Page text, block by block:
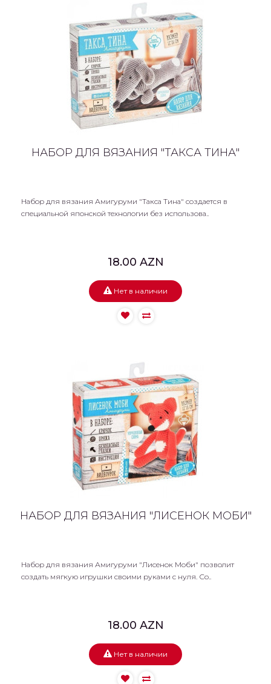
НАБОР ДЛЯ ВЯЗАНИЯ "ТАКСА ТИНА"
Набор для вязания Амигуруми "Такса Тина" создается в
специальной японской технологии без использова..
18.00 AZN
Нет в наличии
НАБОР ДЛЯ ВЯЗАНИЯ "ЛИСЕНОК МОБИ"
Набор для вязания Амигуруми "Лисенок Моби" позволит
создать мягкую игрушки своими руками с нуля. Со..
18.00 AZN
Нет в наличии